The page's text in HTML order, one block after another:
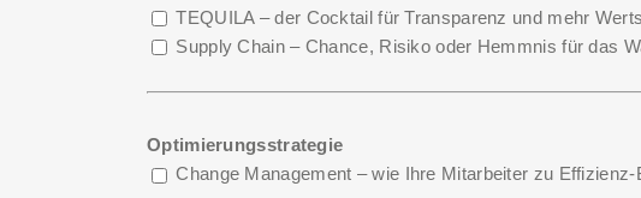
TEQUILA – der Cocktail für Transparenz und mehr
Supply Chain – Chance, Risiko oder Hemmnis für das
Optimierungsstrategie
Change Management – wie Ihre Mitarbeiter zu Effizienz-